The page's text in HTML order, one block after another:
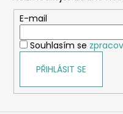
E-mail
Souhlasím se
PŘIHLÁSIT SE